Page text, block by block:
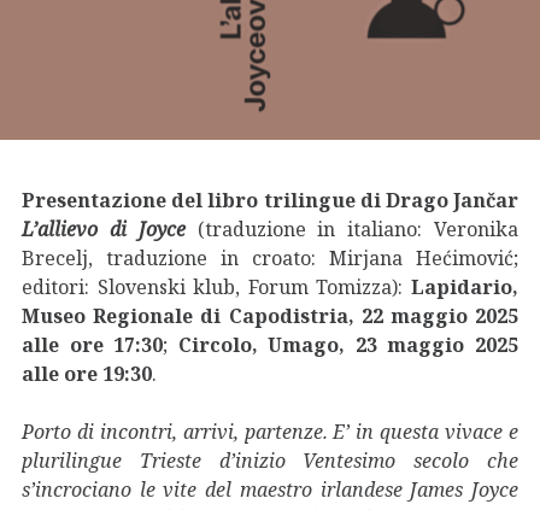
Presentazione del libro trilingue di Drago Jančar
L’allievo di Joyce(traduzione in italiano: Veronika
Brecelj, traduzione in croato: Mirjana Hećimović;
editori: Slovenski klub, Forum Tomizza): Lapidario,
Museo Regionale di Capodistria, 22 maggio 2025
alle ore 17:30; Circolo, Umago, 23 maggio 2025
alle ore 19:30.
Porto di incontri, arrivi, partenze. E’ in questa vivace e
plurilingue Trieste d’inizio Ventesimo secolo che
s’incrociano le vite del maestro irlandese James Joyce